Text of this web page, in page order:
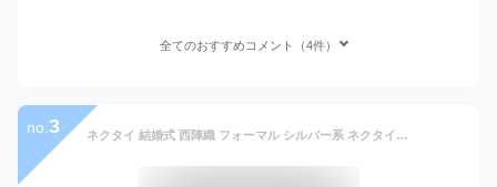
全てのおすすめコメント（4件）
no. 3 ネクタイ 結婚式 西陣織 フォーマル シルバー系 ネクタイ＆ポケットチーフセット 日本製 礼装 シルク100% 披露宴[ゼロスタイルクラバット]